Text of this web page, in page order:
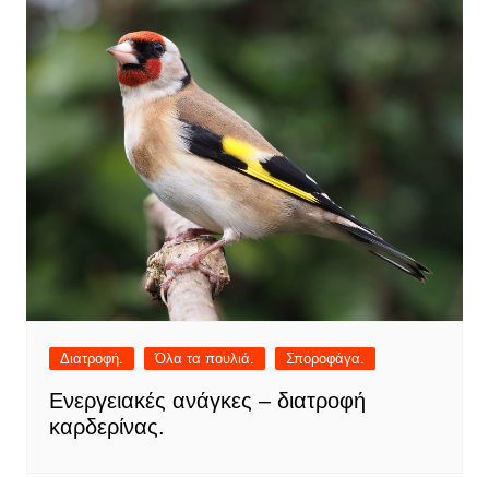
Διατροφή. Όλα τα πουλιά. Σποροφάγα.
Ενεργειακές ανάγκες – διατροφή
καρδερίνας.